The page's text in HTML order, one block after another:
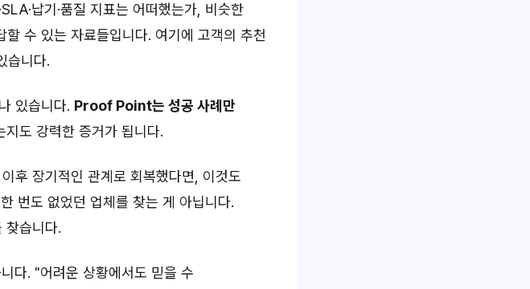
납기·품질 지표는 어떠했는가, 비슷한
수 있는 자료들입니다. 여기에 고객의 추천
습니다.
있습니다. Proof Point는 성공 사례만
도 강력한 증거가 됩니다.
후 장기적인 관계로 회복했다면, 이것도
번도 없었던 업체 를 찾는 게 아닙니다.
찾습니다.
다. "어려운 상황에서도 믿을 수